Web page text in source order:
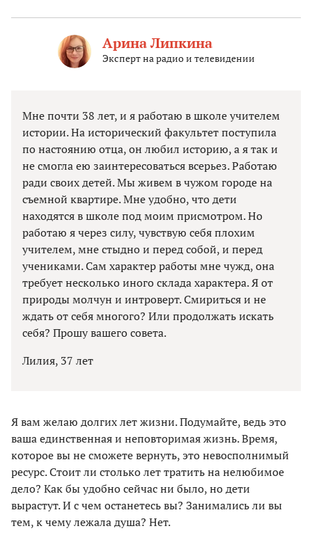
Арина Липкина
Эксперт на радио и телевидении
Мне почти 38 лет, и я работаю в школе учителем
истории. На исторический факультет поступила
по настоянию отца, он любил историю, а я так и
не смогла ею заинтересоваться всерьез. Работаю
ради своих детей. Мы живем в чужом городе на
съемной квартире. Мне удобно, что дети
находятся в школе под моим присмотром. Но
работаю я через силу, чувствую себя плохим
учителем, мне стыдно и перед собой, и перед
учениками. Сам характер работы мне чужд, она
требует несколько иного склада характера. Я от
природы молчун и интроверт. Смириться и не
ждать от себя многого? Или продолжать искать
себя? Прошу вашего совета.
Лилия, 37 лет
Я вам желаю долгих лет жизни. Подумайте, ведь это
ваша единственная и неповторимая жизнь. Время,
которое вы не сможете вернуть, это невосполнимый
ресурс. Стоит ли столько лет тратить на нелюбимое
дело? Как бы удобно сейчас ни было, но дети
вырастут. И с чем останетесь вы? Занимались ли вы
тем, к чему лежала душа? Нет.